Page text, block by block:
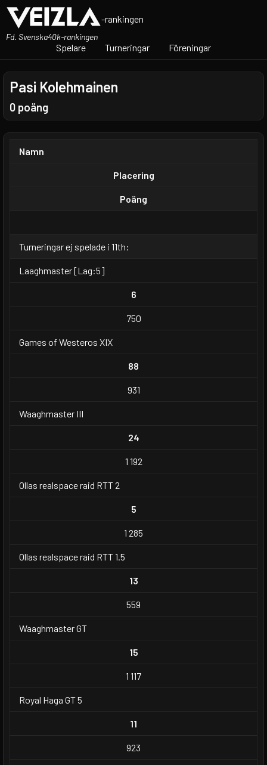
-rankingen
Fd. Svenska40k-rankingen
Spelare Turneringar Föreningar
Pasi Kolehmainen
0 poäng
Namn
Placering
Poäng
Turneringar ej spelade i 11th:
Laaghmaster [Lag:5]
6
750
Games of Westeros XIX
88
931
Waaghmaster III
24
1 192
Ollas realspace raid RTT 2
5
1 285
Ollas realspace raid RTT 1.5
13
559
Waaghmaster GT
15
1 117
Royal Haga GT 5
11
923